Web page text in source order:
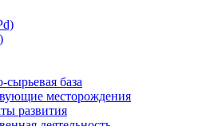
база
месторождения
развития